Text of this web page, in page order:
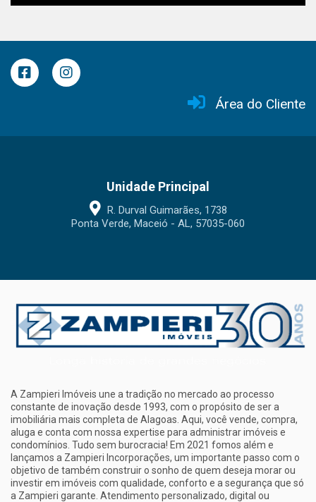
Área do Cliente
Unidade Principal
R. Durval Guimarães, 1738
Ponta Verde, Maceió - AL, 57035-060
A Zampieri Imóveis une a tradição no mercado ao processo
constante de inovação desde 1993, com o propósito de ser a
imobiliária mais completa de Alagoas. Aqui, você vende, compra,
aluga e conta com nossa expertise para administrar imóveis e
condomínios. Tudo sem burocracia! Em 2021 fomos além e
lançamos a Zampieri Incorporações, um importante passo com o
objetivo de também construir o sonho de quem deseja morar ou
investir em imóveis com qualidade, conforto e a segurança que só
a Zampieri garante. Atendimento personalizado, digital ou